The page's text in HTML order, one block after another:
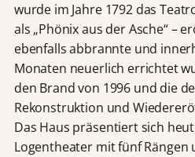
wurde im Jahre 1792 das
als „Phönix aus der Asche“ –
ebenfalls abbrannte und
Monaten neuerlich errichtet
den Brand von 1996 und die
Rekonstruktion und
Das Haus präsentiert sich
Logentheater mit fünf Rängen